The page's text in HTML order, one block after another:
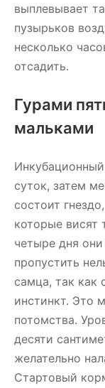
выплевывает
пузырьков
несколько
отсадить.
Гурами
мальками
суток, затем
состоит
которые висят
четыре дня
пропустить
самца, так как
инстинкт. Это
потомства.
десяти
желательно
Стартовый